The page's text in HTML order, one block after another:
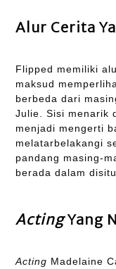
Alur Cerita
Flipped memiliki
maksud
berbeda dari
Julie. Sisi menarik
menjadi mengerti
melatarbelakangi
pandang masing-
berada dalam
ActingYang
Acting Madelaine